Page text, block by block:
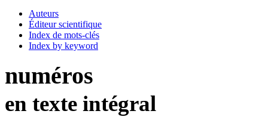
Auteurs
Éditeur scientifique
Index de mots-clés
Index by keyword
numéros
en texte intégral